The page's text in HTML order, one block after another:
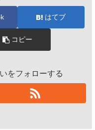
はてブ
コピー
をフォローする